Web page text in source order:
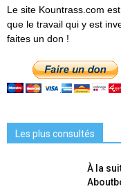
Le site Kountrass.com
que le travail qui y est
faites un don !
Les plus consultés
À la